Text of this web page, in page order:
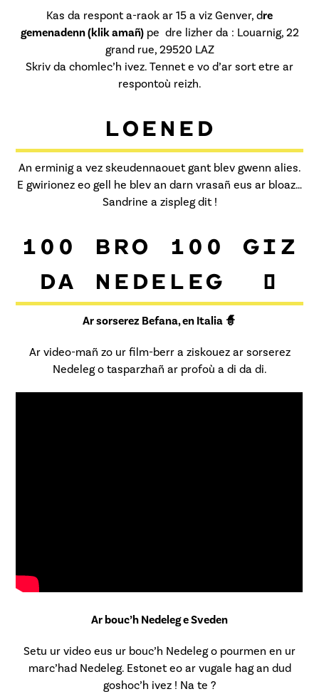
Kas da respont a-raok ar 15 a viz Genver, dre
gemenadenn (klik amañ)pe dre lizher da : Louarnig, 22
grand rue, 29520 LAZ
Skriv da chomlec’h ivez. Tennet e vo d’ar sort etre ar
respontoù reizh.
LOENED
An erminig a vez skeudennaouet gant blev gwenn alies.
E gwirionez eo gell he blev an darn vrasañ eus ar bloaz…
Sandrine a zispleg dit !
100 BRO 100 GIZ
DA NEDELEG 🎄
Ar sorserez Befana, en Italia 🧙
Ar video-mañ zo ur film-berr a ziskouez ar sorserez
Nedeleg o tasparzhañ ar profoù a di da di.
Ar bouc’h Nedeleg e Sveden
Setu ur video eus ur bouc’h Nedeleg o pourmen en ur
marc’had Nedeleg. Estonet eo ar vugale hag an dud
goshoc’h ivez ! Na te ?